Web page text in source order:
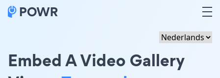
Embed A Video Gallery